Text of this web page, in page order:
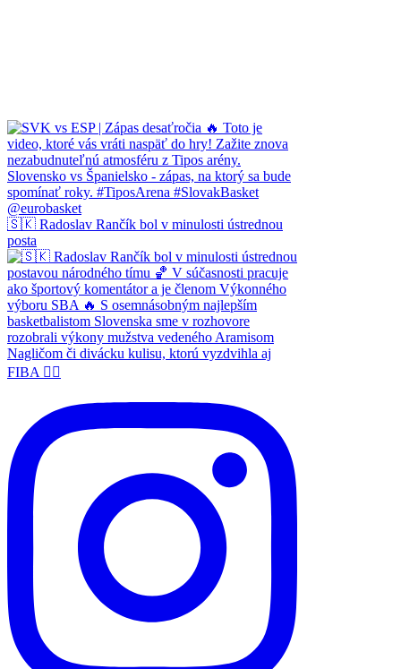
🇸🇰 Radoslav Rančík bol v minulosti ústrednou
posta